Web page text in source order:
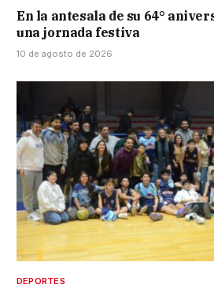
En la antesala de su 64°
una jornada festiva
10 de agosto de 2026
DEPORTES